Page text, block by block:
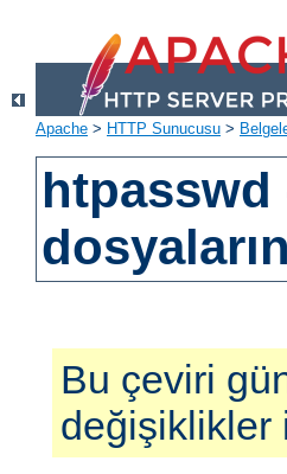
Apache > HTTP Sunucusu >
htpasswd
Bu çeviri
değişiklikler